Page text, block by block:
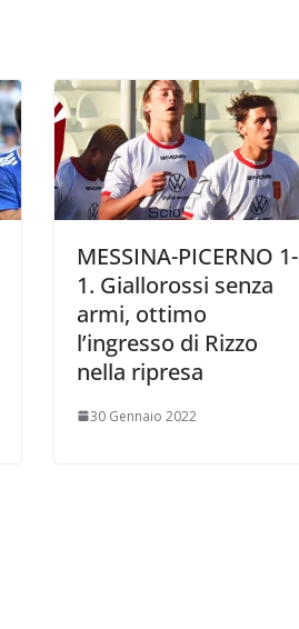
MESSINA-PICERNO 1-
1. Giallorossi senza
armi, ottimo
l’ingresso di Rizzo
nella ripresa
30 Gennaio 2022